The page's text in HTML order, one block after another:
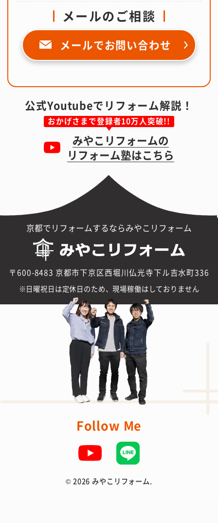
メールのご相談
メールでお問い合わせ
公式Youtubeでリフォーム解説！
おかげさまで登録者10万人突破!!
みやこリフォームの
リフォーム塾はこちら
京都でリフォームするならみやこリフォーム
〒600-8483 京都市下京区西堀川仏光寺下ル吉水町336
日曜祝日は定休日のため、現場稼働はしておりません
Follow Me
© 2026 みやこリフォーム.